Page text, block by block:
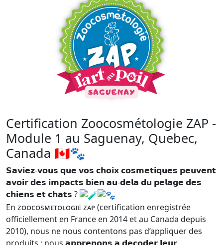
Certification Zoocosmétologie ZAP -
Module 1 au Saguenay, Quebec,
Canada 🇨🇦🐾
𝗦𝗮𝘃𝗶𝗲𝘇-𝘃𝗼𝘂𝘀 𝗾𝘂𝗲 𝘃𝗼𝘀 𝗰𝗵𝗼𝗶𝘅 𝗰𝗼𝘀𝗺𝗲𝘁𝗶𝗾𝘂𝗲𝘀 𝗽𝗲𝘂𝘃𝗲𝗻𝘁
𝗮𝘃𝗼𝗶𝗿 𝗱𝗲𝘀 𝗶𝗺𝗽𝗮𝗰𝘁𝘀 𝗯𝗶𝗲𝗻 𝗮𝘂-𝗱𝗲𝗹𝗮 𝗱𝘂 𝗽𝗲𝗹𝗮𝗴𝗲 𝗱𝗲𝘀
𝗰𝗵𝗶𝗲𝗻𝘀 𝗲𝘁 𝗰𝗵𝗮𝘁𝘀 ?
En ᴢᴏᴏᴄᴏsᴍᴇᴛᴏʟᴏɢɪᴇ ᴢᴀᴘ (certification enregistrée
officiellement en France en 2014 et au Canada depuis
2010), nous ne nous contentons pas d’appliquer des